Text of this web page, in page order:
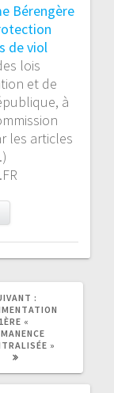
Bérengère
de viol
lois
et de
à
les articles
:
1ÈRE «
»